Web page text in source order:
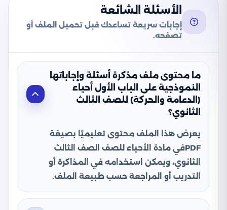
الأسئلة الشائعة
إجابات سريعة تساعدك قبل تحميل الملف أو
تصفحه.
ما محتوى ملف مذكرة أسئلة وإجاباتها
النموذجية على الباب الأول أحياء
(الدعامة والحركة) للصف الثالث
الثانوي؟
يعرض هذا الملف محتوى تعليميًا بصيغة
PDFفي مادة الأحياء للصف الصف الثالث
الثانوي، ويمكن استخدامه في المذاكرة أو
التدريب أو المراجعة حسب طبيعة الملف.